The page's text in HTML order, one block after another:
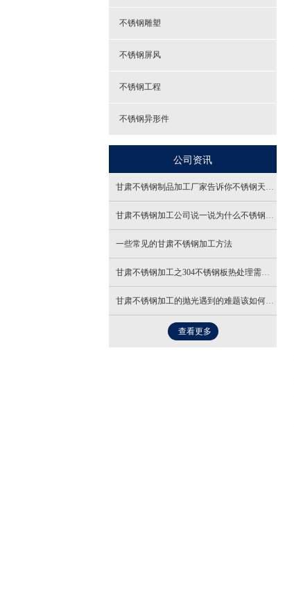
- 售货亭
- 站台岗亭
- 拖车式环保公厕
不锈钢雕塑
不锈钢屏风
不锈钢工程
不锈钢异形件
公司资讯
甘肃不锈钢制品加工厂家告诉你不锈钢天花装饰工程的安装要求
甘肃不锈钢加工公司说一说为什么不锈钢中厚板也会生锈呢
一些常见的甘肃不锈钢加工方法
甘肃不锈钢加工之304不锈钢板热处理需要注意哪些事项？
甘肃不锈钢加工的抛光遇到的难题该如何解决？
查看更多